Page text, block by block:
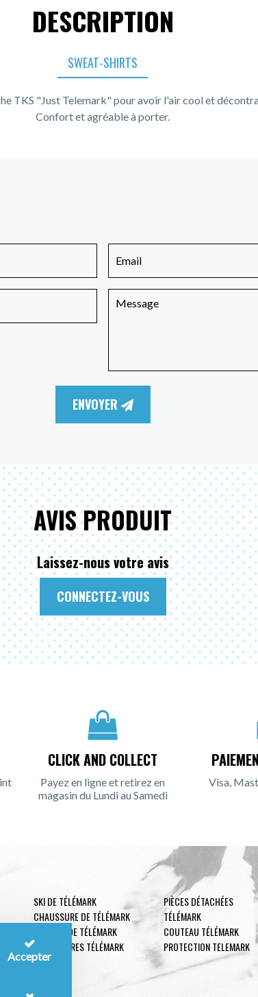
DESCRIPTION
SWEAT-SHIRTS
TKS "Just Telemark" pour avoir l'air cool et
Confort et agréable à porter.
ENVOYER
AVIS PRODUIT
Laissez-nous votre avis
CONNECTEZ-VOUS
CLICK AND COLLECT
Payez en ligne et retirez en
magasin du Lundi au Samedi
Visa,
SKI DE TÉLÉMARK
CHAUSSURE DE TÉLÉMARK
FIXATION DE TÉLÉMARK
ACCESSOIRES TÉLÉMARK
PIÈCES DÉTACHÉES
TÉLÉMARK
COUTEAU TÉLÉMARK
PROTECTION TELEMARK
Accepter